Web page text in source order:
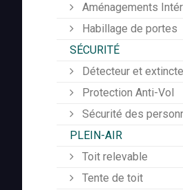
Aménagements
Habillage de portes
SÉCURITÉ
Détecteur et
Protection Anti-Vol
Sécurité des
PLEIN-AIR
Toit relevable
Tente de toit